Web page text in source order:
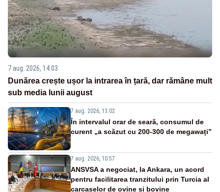
7 aug. 2026, 14:03
Dunărea crește ușor la intrarea în țară, dar rămâne mult
sub media lunii august
7 aug. 2026, 13:02
În intervalul orar de seară, consumul de
curent „a scăzut cu 200-300 de megawați”
7 aug. 2026, 10:57
ANSVSA a negociat, la Ankara, un acord
pentru facilitarea tranzitului prin Turcia al
carcaselor de ovine și bovine